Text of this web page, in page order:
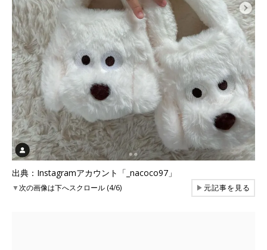
出典：Instagramアカウント「_nacoco97」
▼次の画像は下へスクロール (4/6) ▶元記事を見る